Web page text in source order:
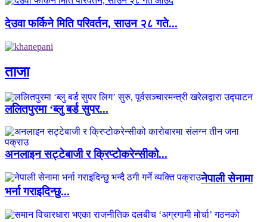
देउवा फर्किने मिति परिवर्तन, साउन २८ गते...
ताजा
ललितपुरमा ‘ब्लु बर्ड सुपर...
अनलाइन सट्टेबाजी र क्रिप्टोकरेन्सीको...
नेपाली सेनामा
भर्ना गराइदिन्छु...